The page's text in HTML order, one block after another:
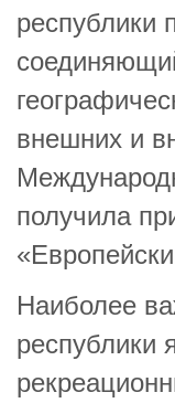
республики
внешних и
получила
Наиболее
республики